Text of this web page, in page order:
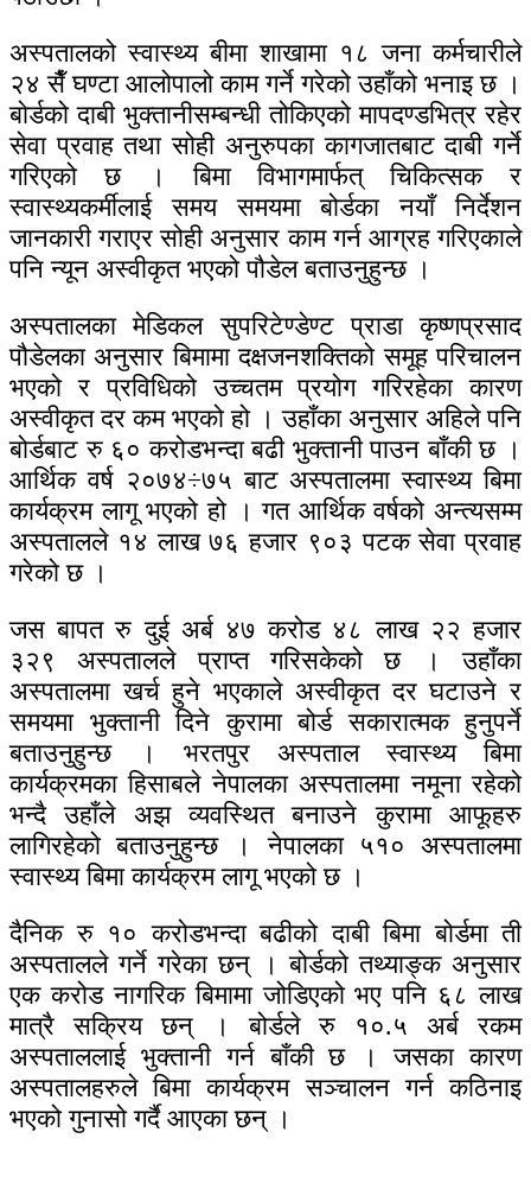
अस्पतालको स्वास्थ्य बीमा शाखामा १८ जना कर्मचारीले
२४ सैँ घण्टा आलोपालो काम गर्ने गरेको उहाँको भनाइ छ ।
बोर्डको दाबी भुक्तानीसम्बन्धी तोकिएको मापदण्डभित्र रहेर
सेवा प्रवाह तथा सोही अनुरुपका कागजातबाट दाबी गर्ने
गरिएको छ । बिमा विभागमार्फत् चिकित्सक र
स्वास्थ्यकर्मीलाई समय समयमा बोर्डका नयाँ निर्देशन
जानकारी गराएर सोही अनुसार काम गर्न आग्रह गरिएकाले
पनि न्यून अस्वीकृत भएको पौडेल बताउनुहुन्छ ।
अस्पतालका मेडिकल सुपरिटेण्डेण्ट प्राडा कृष्णप्रसाद
पौडेलका अनुसार बिमामा दक्षजनशक्तिको समूह परिचालन
भएको र प्रविधिको उच्चतम प्रयोग गरिरहेका कारण
अस्वीकृत दर कम भएको हो । उहाँका अनुसार अहिले पनि
बोर्डबाट रु ६० करोडभन्दा बढी भुक्तानी पाउन बाँकी छ ।
आर्थिक वर्ष २०७४÷७५ बाट अस्पतालमा स्वास्थ्य बिमा
कार्यक्रम लागू भएको हो । गत आर्थिक वर्षको अन्त्यसम्म
अस्पतालले १४ लाख ७६ हजार ९०३ पटक सेवा प्रवाह
गरेको छ ।
जस बापत रु दुई अर्ब ४७ करोड ४८ लाख २२ हजार
३२९ अस्पतालले प्राप्त गरिसकेको छ । उहाँका
अस्पतालमा खर्च हुने भएकाले अस्वीकृत दर घटाउने र
समयमा भुक्तानी दिने कुरामा बोर्ड सकारात्मक हुनुपर्ने
बताउनुहुन्छ । भरतपुर अस्पताल स्वास्थ्य बिमा
कार्यक्रमका हिसाबले नेपालका अस्पतालमा नमूना रहेको
भन्दै उहाँले अझ व्यवस्थित बनाउने कुरामा आफूहरु
लागिरहेको बताउनुहुन्छ । नेपालका ५१० अस्पतालमा
स्वास्थ्य बिमा कार्यक्रम लागू भएको छ ।
दैनिक रु १० करोडभन्दा बढीको दाबी बिमा बोर्डमा ती
अस्पतालले गर्ने गरेका छन् । बोर्डको तथ्याङ्क अनुसार
एक करोड नागरिक बिमामा जोडिएको भए पनि ६८ लाख
मात्रै सक्रिय छन् । बोर्डले रु १०.५ अर्ब रकम
अस्पताललाई भुक्तानी गर्न बाँकी छ । जसका कारण
अस्पतालहरुले बिमा कार्यक्रम सञ्चालन गर्न कठिनाइ
भएको गुनासो गर्दै आएका छन् ।